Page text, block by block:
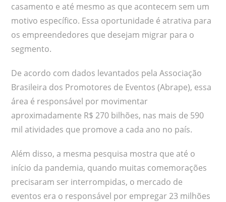
casamento e até mesmo as que acontecem sem um
motivo específico. Essa oportunidade é atrativa para
os empreendedores que desejam migrar para o
segmento.
De acordo com dados levantados pela Associação
Brasileira dos Promotores de Eventos (Abrape), essa
área é responsável por movimentar
aproximadamente R$ 270 bilhões, nas mais de 590
mil atividades que promove a cada ano no país.
Além disso, a mesma pesquisa mostra que até o
início da pandemia, quando muitas comemorações
precisaram ser interrompidas, o mercado de
eventos era o responsável por empregar 23 milhões